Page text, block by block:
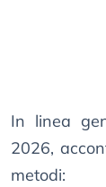
In linea
2026,
metodi: